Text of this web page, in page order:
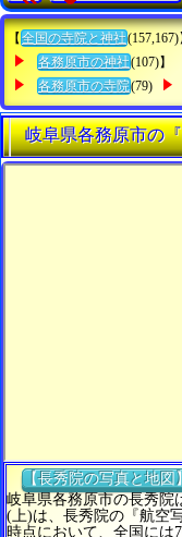
【 全国の寺院と神社(157,167)
各務原市の神社(107)】
各務原市の寺院(79)
岐阜県各務原市の
【長秀院の写真と地図
岐阜県各務原市の長秀院
(上)は、長秀院の『航空
時点において、全国には